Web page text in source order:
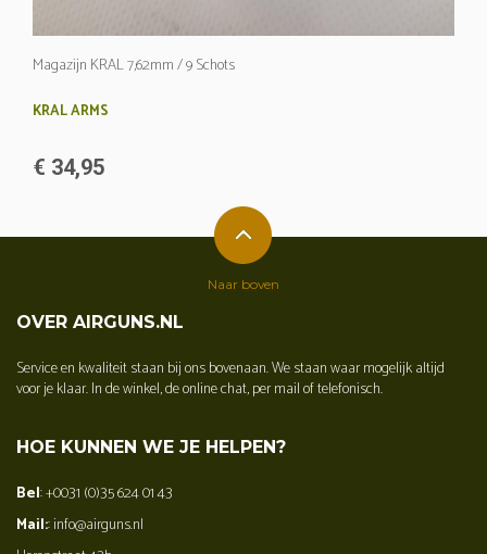
Magazijn KRAL 7,62mm / 9 Schots
KRAL ARMS
€ 34,95
OVER AIRGUNS.NL
Service en kwaliteit staan bij ons bovenaan. We staan waar mogelijk altijd
voor je klaar. In de winkel, de online chat, per mail of telefonisch.
HOE KUNNEN WE JE HELPEN?
Bel: +0031 (0)35 624 01 43
Mail:: info@airguns.nl
Naar boven